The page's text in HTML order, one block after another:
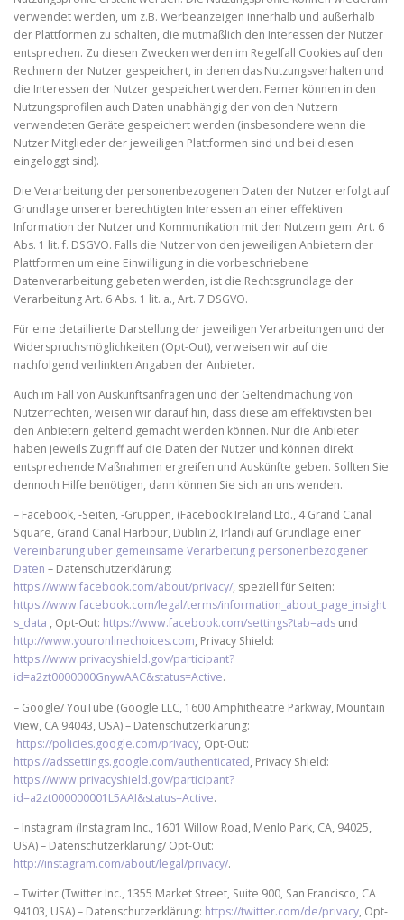
verwendet werden, um z.B. Werbeanzeigen innerhalb und außerhalb
der Plattformen zu schalten, die mutmaßlich den Interessen der Nutzer
entsprechen. Zu diesen Zwecken werden im Regelfall Cookies auf den
Rechnern der Nutzer gespeichert, in denen das Nutzungsverhalten und
die Interessen der Nutzer gespeichert werden. Ferner können in den
Nutzungsprofilen auch Daten unabhängig der von den Nutzern
verwendeten Geräte gespeichert werden (insbesondere wenn die
Nutzer Mitglieder der jeweiligen Plattformen sind und bei diesen
eingeloggt sind).
Die Verarbeitung der personenbezogenen Daten der Nutzer erfolgt auf
Grundlage unserer berechtigten Interessen an einer effektiven
Information der Nutzer und Kommunikation mit den Nutzern gem. Art. 6
Abs. 1 lit. f. DSGVO. Falls die Nutzer von den jeweiligen Anbietern der
Plattformen um eine Einwilligung in die vorbeschriebene
Datenverarbeitung gebeten werden, ist die Rechtsgrundlage der
Verarbeitung Art. 6 Abs. 1 lit. a., Art. 7 DSGVO.
Für eine detaillierte Darstellung der jeweiligen Verarbeitungen und der
Widerspruchsmöglichkeiten (Opt-Out), verweisen wir auf die
nachfolgend verlinkten Angaben der Anbieter.
Auch im Fall von Auskunftsanfragen und der Geltendmachung von
Nutzerrechten, weisen wir darauf hin, dass diese am effektivsten bei
den Anbietern geltend gemacht werden können. Nur die Anbieter
haben jeweils Zugriff auf die Daten der Nutzer und können direkt
entsprechende Maßnahmen ergreifen und Auskünfte geben. Sollten Sie
dennoch Hilfe benötigen, dann können Sie sich an uns wenden.
– Facebook, -Seiten, -Gruppen, (Facebook Ireland Ltd., 4 Grand Canal
Square, Grand Canal Harbour, Dublin 2, Irland) auf Grundlage einer
Vereinbarung über gemeinsame Verarbeitung personenbezogener
Daten – Datenschutzerklärung:
https://www.facebook.com/about/privacy/, speziell für Seiten:
https://www.facebook.com/legal/terms/information_about_page_insight
s_data , Opt-Out: https://www.facebook.com/settings?tab=ads und
http://www.youronlinechoices.com, Privacy Shield:
https://www.privacyshield.gov/participant?
id=a2zt0000000GnywAAC&status=Active.
– Google/ YouTube (Google LLC, 1600 Amphitheatre Parkway, Mountain
View, CA 94043, USA) – Datenschutzerklärung:
https://policies.google.com/privacy, Opt-Out:
https://adssettings.google.com/authenticated, Privacy Shield:
https://www.privacyshield.gov/participant?
id=a2zt000000001L5AAI&status=Active.
– Instagram (Instagram Inc., 1601 Willow Road, Menlo Park, CA, 94025,
USA) – Datenschutzerklärung/ Opt-Out:
http://instagram.com/about/legal/privacy/.
– Twitter (Twitter Inc., 1355 Market Street, Suite 900, San Francisco, CA
94103, USA) – Datenschutzerklärung: https://twitter.com/de/privacy, Opt-